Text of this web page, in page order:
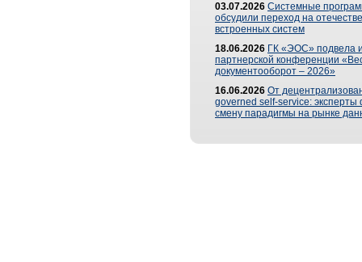
03.07.2026 Системные
обсудили переход на
встроенных систем
18.06.2026 ГК «ЭОС» подвела
партнерской конференции
документооборот – 2026»
16.06.2026 От
governed self-service: эксперты
смену парадигмы на рынке